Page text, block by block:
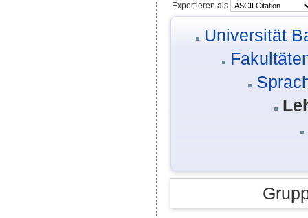
Exportieren als
Universität